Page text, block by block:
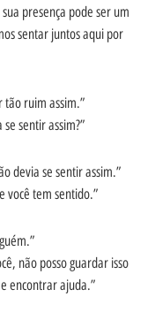
presença pode ser um
sentar juntos aqui por
tão ruim assim.”
sentir assim?”
devia se sentir assim.”
você tem sentido.”
não posso guardar isso
encontrar ajuda.”